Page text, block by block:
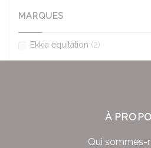
MARQUES
Ekkia equitation (2)
À
Qui sommes-